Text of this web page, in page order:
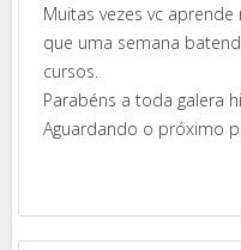
Muitas vezes vc
que uma semana
cursos.
Parabéns a toda galera
Aguardando o próximo